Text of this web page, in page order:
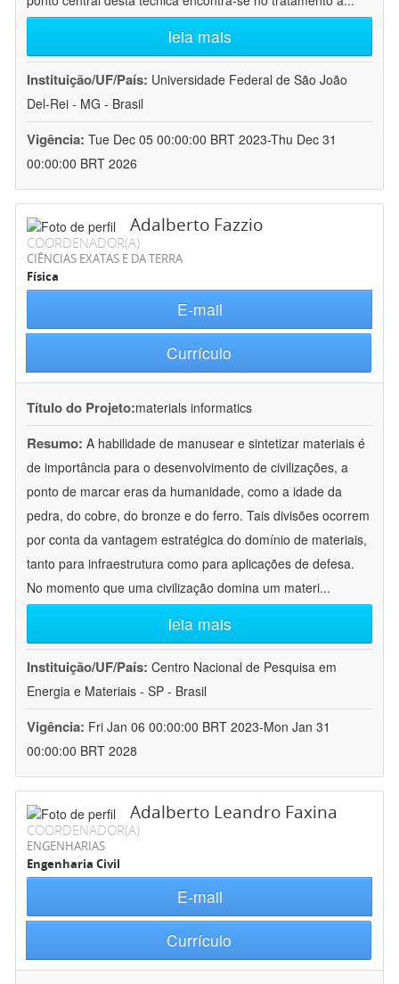
leia mais
Instituição/UF/País: Universidade Federal de São João
Del-Rei - MG - Brasil
Vigência: Tue Dec 05 00:00:00 BRT 2023-Thu Dec 31
00:00:00 BRT 2026
Adalberto Fazzio
COORDENADOR(A)
CIÊNCIAS EXATAS E DA TERRA
Física
E-mail
Currículo
Título do Projeto:materials informatics
Resumo: A habilidade de manusear e sintetizar materiais é
de importância para o desenvolvimento de civilizações, a
ponto de marcar eras da humanidade, como a idade da
pedra, do cobre, do bronze e do ferro. Tais divisões ocorrem
por conta da vantagem estratégica do domínio de materiais,
tanto para infraestrutura como para aplicações de defesa.
No momento que uma civilização domina um materi...
leia mais
Instituição/UF/País: Centro Nacional de Pesquisa em
Energia e Materiais - SP - Brasil
Vigência: Fri Jan 06 00:00:00 BRT 2023-Mon Jan 31
00:00:00 BRT 2028
Adalberto Leandro Faxina
COORDENADOR(A)
ENGENHARIAS
Engenharia Civil
E-mail
Currículo